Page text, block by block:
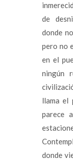
de
donde
pero no
en el
ningún
llama el
parece
donde